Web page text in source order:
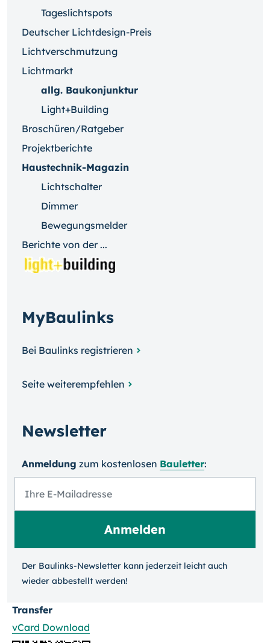
Tageslichtspots
Deutscher Lichtdesign-Preis
Lichtverschmutzung
Lichtmarkt
allg. Baukonjunktur
Light+Building
Broschüren/Ratgeber
Projektberichte
Haustechnik-Magazin
Lichtschalter
Dimmer
Bewegungsmelder
Berichte von der ...
MyBaulinks
Bei Baulinks registrieren
Seite weiterempfehlen
Newsletter
Anmeldung zum kosten­losen Bauletter:
Der Baulinks-Newsletter kann jeder­zeit leicht auch
wieder ab­bestellt werden!
Transfer
vCard Download